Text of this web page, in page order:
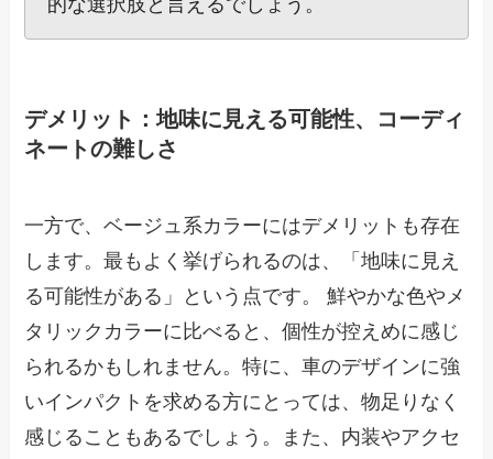
的な選択肢と言えるでしょう。
デメリット：地味に見える可能性、コーディ
ネートの難しさ
一方で、ベージュ系カラーにはデメリットも存在
します。最もよく挙げられるのは、「地味に見え
る可能性がある」という点です。 鮮やかな色やメ
タリックカラーに比べると、個性が控えめに感じ
られるかもしれません。特に、車のデザインに強
いインパクトを求める方にとっては、物足りなく
感じることもあるでしょう。また、内装やアクセ